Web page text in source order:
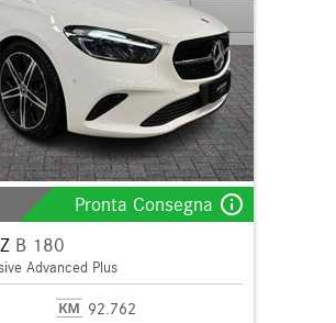
Pronta Consegna info_outline
B 180
Advanced Plus
92.762